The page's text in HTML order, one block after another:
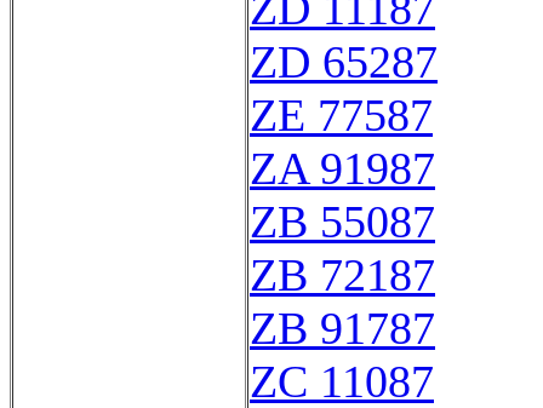
ZD 65287
ZE 77587
ZA 91987
ZB 55087
ZB 72187
ZB 91787
ZC 11087